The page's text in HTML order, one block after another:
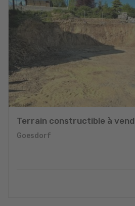
Terrain constructible à
Goesdorf